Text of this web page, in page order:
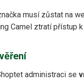
musí zůstat na
Camel ztratí přístup
administraci se